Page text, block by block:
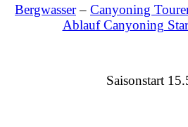
Bergwasser– Canyoning
Ablauf Canyoning
Saisonstart